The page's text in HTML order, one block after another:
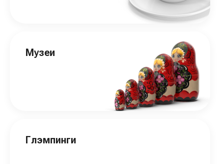
Музеи
Глэмпинги